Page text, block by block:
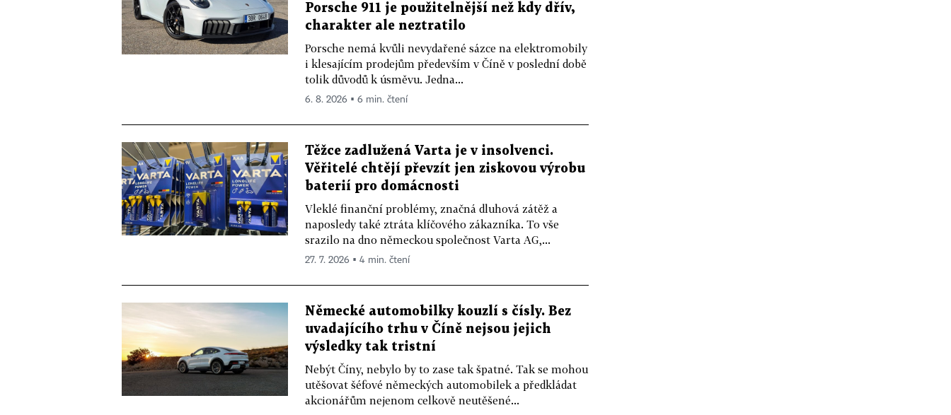
Porsche 911 je použitelnější než kdy dřív,
charakter ale neztratilo
Porsche nemá kvůli nevydařené sázce na elektromobily
i klesajícím prodejům především v Číně v poslední době
tolik důvodů k úsměvu. Jedna...
6. 8. 2026 ▪ 6 min. čtení
Těžce zadlužená Varta je v insolvenci.
Věřitelé chtějí převzít jen ziskovou výrobu
baterií pro domácnosti
Vleklé finanční problémy, značná dluhová zátěž a
naposledy také ztráta klíčového zákazníka. To vše
srazilo na dno německou společnost Varta AG,...
27. 7. 2026 ▪ 4 min. čtení
Německé automobilky kouzlí s čísly. Bez
uvadajícího trhu v Číně nejsou jejich
výsledky tak tristní
Nebýt Číny, nebylo by to zase tak špatné. Tak se mohou
utěšovat šéfové německých automobilek a předkládat
akcionářům nejenom celkově neutěšené...